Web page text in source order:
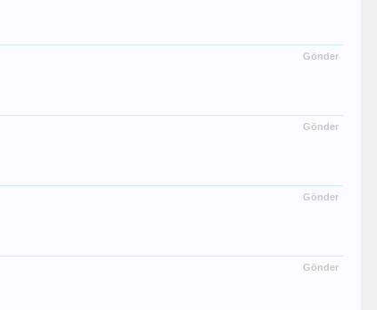
Gönder
Gönder
Gönder
Gönder